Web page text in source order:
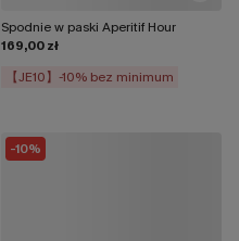
Spodnie w paski Aperitif Hour
169,00 zł
【JE10】-10% bez minimum
-10%